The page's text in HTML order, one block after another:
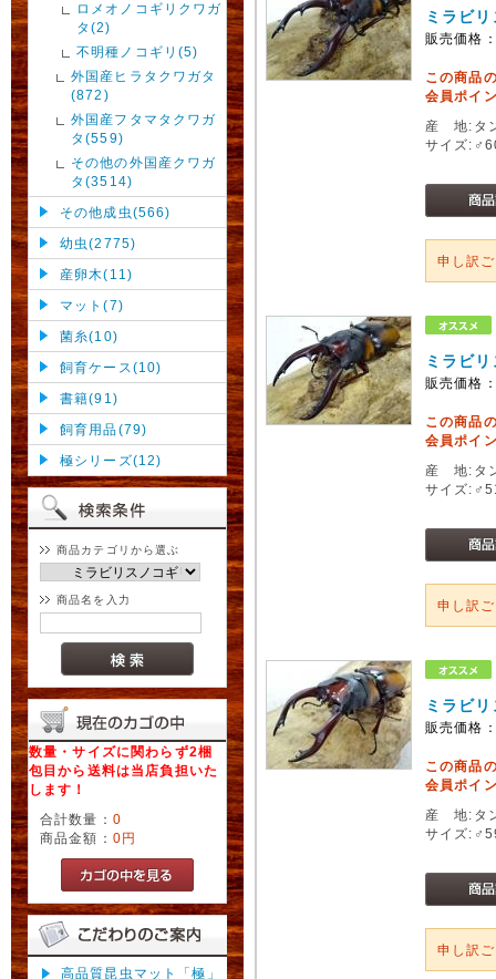
ロメオノコギリクワガ
タ(2)
不明種ノコギリ(5)
外国産ヒラタクワガタ
(872)
外国産フタマタクワガ
タ(559)
その他の外国産クワガ
タ(3514)
その他成虫(566)
幼虫(2775)
産卵木(11)
マット(7)
菌糸(10)
飼育ケース(10)
書籍(91)
飼育用品(79)
極シリーズ(12)
商品カテゴリから選ぶ
商品名を入力
数量・サイズに関わらず2梱
包目から送料は当店負担いた
します！
合計数量： 0
商品金額： 0円
高品質昆虫マット「極」
ミラビ
販売価格
この商品
会員ポイ
産 地:タ
サイズ
申し訳
ミラビ
販売価格
この商品
会員ポイ
産 地:タ
サイズ
申し訳
ミラビ
販売価格
この商品
会員ポイ
産 地:タ
サイズ
申し訳